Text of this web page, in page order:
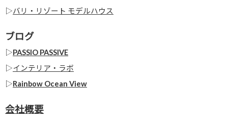
▷バリ・リゾート モデルハウス
ブログ
▷PASSIO PASSIVE
▷インテリア・ラボ
▷Rainbow Ocean View
会社概要